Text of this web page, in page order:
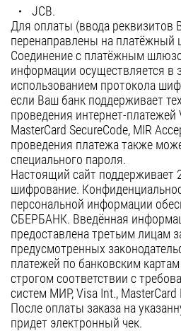
Самара
Уфа
Воронеж
Красноярск
Ростов-на-Дону
Омск
Пермь
Волгоград
JCB.
Для оплаты (ввода реквизитов
перенаправлены на
Соединение с платёжным
информации осуществляется
использованием протокола
если Ваш банк поддерживает
проведения интернет-платежей
MasterCard SecureCode, MIR
проведения платежа также
специального пароля.
Настоящий сайт поддерживает
шифрование.
персональной информации
СБЕРБАНК. Введённая
предоставлена третьим лицам
предусмотренных
платежей по банковским
строгом соответствии с
систем МИР, Visa Int., MasterCard
После оплаты заказа на
придет электронный чек.